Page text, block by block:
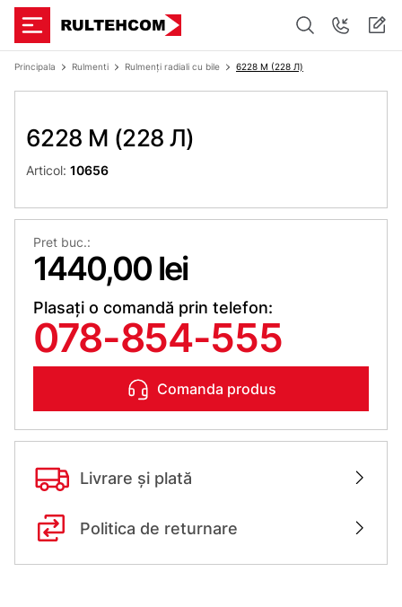
Principala Rulmenti Rulmenți radiali cu bile 6228 M (228 Л)
6228 M (228 Л)
Articol: 10656
Pret buc.:
1440,00 lei
Plasați o comandă prin telefon:
078-854-555
Comanda produs
Livrare și plată
Politica de returnare